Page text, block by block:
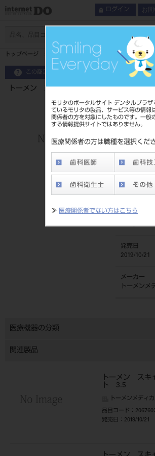
モリタのポータルサイト デンタルプラザ
ているモリタの製品、サービス等の情報
関係者の方を対象にしたものです。一般
する情報提供サイトではありません。
医療関係者の方は職種を選択くださ
≫ 医療関係者でない方はこちら
ログイン お問
トップページ トーメン スキャンアバットメント 4.5
この商品に関するお問い合わせ
トーメン スキャンアバットメント 4.5
品目コード
標準価格
価格の確認
ネット会員
ちら』より
発売日
2019/10/21
メーカー
トーメンメ
医療機器の分類
関連製品
トーメン スキ
ト 3.5
トーメンメディ
品目コード ：
発売日
：2019/10/21